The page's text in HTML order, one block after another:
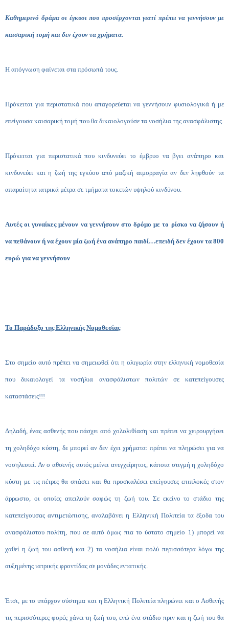
Καθημερινό δράμα οι έγκυοι που προσέρχονται γιατί πρέπει να γεννήσουν με
καισαρική τομή και δεν έχουν τα χρήματα.
Η απόγνωση φαίνεται στα πρόσωπά τους.
Πρόκειται για περιστατικά που απαγορεύεται να γεννήσουν φυσιολογικά ή με
επείγουσα καισαρική τομή που θα δικαιολογούσε τα νοσήλια της ανασφάλιστης.
Πρόκειται για περιστατικά που κινδυνεύει το έμβρυο να βγει ανάπηρο και
κινδυνεύει και η ζωή της εγκύου από μαζική αιμορραγία αν δεν ληφθούν τα
απαραίτητα ιατρικά μέτρα σε τμήματα τοκετών υψηλού κινδύνου.
Αυτές οι γυναίκες μένουν να γεννήσουν στο δρόμο με το ρίσκο να ζήσουν ή
να πεθάνουν ή να έχουν μία ζωή ένα ανάπηρο παιδί…επειδή δεν έχουν τα 800
ευρώ για να γεννήσουν
Το Παράδοξο της Ελληνικής Νομοθεσίας
Στο σημείο αυτό πρέπει να σημειωθεί ότι η ολιγωρία στην ελληνική νομοθεσία
που δικαιολογεί τα νοσήλια ανασφάλιστων πολιτών σε κατεπείγουσες
καταστάσεις!!!
Δηλαδή, ένας ασθενής που πάσχει από χολολιθίαση και πρέπει να χειρουργήσει
τη χοληδόχο κύστη, δε μπορεί αν δεν έχει χρήματα: πρέπει να πληρώσει για να
νοσηλευτεί. Αν ο αθσενής αυτός μείνει ανεγχείρητος, κάποια στιγμή η χοληδόχο
κύστη με τις πέτρες θα σπάσει και θα προσκαλέσει επείγουσες επιπλοκές στον
άρρωστο, οι οποίες απειλούν σαφώς τη ζωή του. Σε εκείνο το στάδιο της
κατεπείγουσας αντιμετώπισης, αναλαβάνει η Ελληνική Πολιτεία τα έξοδα του
ανασφάλιστου πολίτη, που σε αυτό όμως πια το ύστατο σημείο 1) μπορεί να
χαθεί η ζωή του ασθενή και 2) τα νοσήλια είναι πολύ περισσότερα λόγω της
αυξημένης ιατρικής φροντίδας σε μονάδες εντατικής.
Έτσι, με το υπάρχον σύστημα και η Ελληνική Πολιτεία πληρώνει και ο Ασθενής
τις περισσότερες φορές χάνει τη ζωή του, ενώ ένα στάδιο πριν και η ζωή του θα